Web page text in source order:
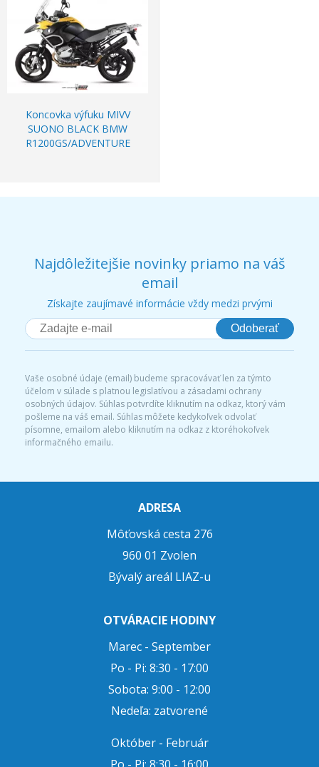
Koncovka výfuku MIVV
SUONO BLACK BMW
R1200GS/ADVENTURE
Najdôležitejšie novinky priamo na váš
email
Získajte zaujímavé informácie vždy medzi prvými
Odoberať
Vaše osobné údaje (email) budeme spracovávať len za týmto
účelom v súlade s platnou legislatívou a zásadami ochrany
osobných údajov. Súhlas potvrdíte kliknutím na odkaz, ktorý vám
pošleme na váš email. Súhlas môžete kedykoľvek odvolať
písomne, emailom alebo kliknutím na odkaz z ktoréhokoľvek
informačného emailu.
ADRESA
Môťovská cesta 276
960 01 Zvolen
Bývalý areál LIAZ-u
OTVÁRACIE HODINY
Marec - September
Po - Pi: 8:30 - 17:00
Sobota: 9:00 - 12:00
Nedeľa: zatvorené
Október - Február